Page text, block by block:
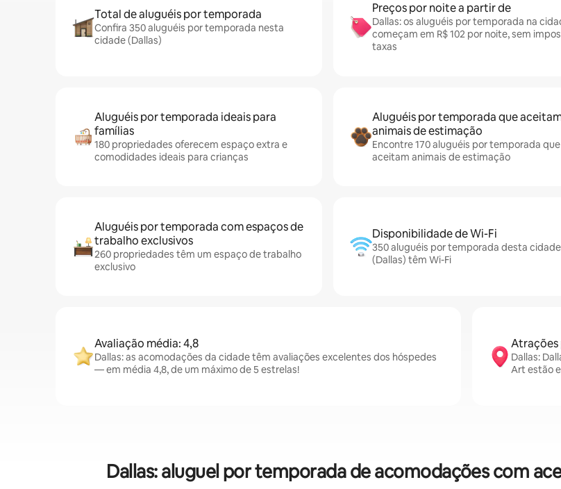
Total de aluguéis por temporada
Confira 350 aluguéis por temporada nesta
cidade (Dallas)
Preços por noite a partir de
Dallas: os aluguéis por temporada na
começam em R$ 102 por noite, sem
taxas
Aluguéis por temporada ideais para
famílias
180 propriedades oferecem espaço extra e
comodidades ideais para crianças
Aluguéis por temporada que
animais de estimação
Encontre 170 aluguéis por temporada que
aceitam animais de estimação
Aluguéis por temporada com espaços de
trabalho exclusivos
260 propriedades têm um espaço de trabalho
exclusivo
Disponibilidade de Wi-Fi
350 aluguéis por temporada desta cidade
(Dallas) têm Wi-Fi
Avaliação média: 4,8
Dallas: as acomodações da cidade têm avaliações excelentes dos hóspedes
— em média 4,8, de um máximo de 5 estrelas!
Atrações
Dallas:
Art estão
Dallas: aluguel por temporada de acomodações com